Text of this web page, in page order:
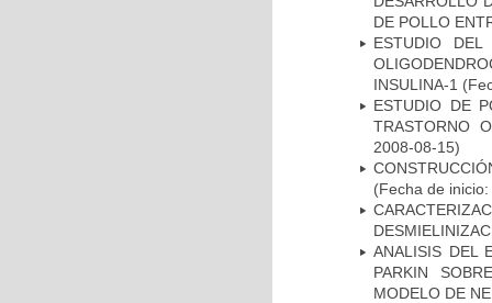
DE POLLO
ESTUDIO
INSULINA-1
ESTUDIO DE
TRASTORNO
2008-08-15)
(Fecha de
ANALISIS DEL
PARKIN
MODELO DE